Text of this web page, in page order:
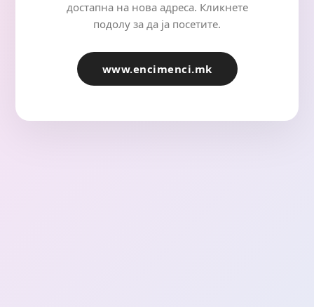
достапна на нова адреса. Кликнете
подолу за да ја посетите.
www.encimenci.mk